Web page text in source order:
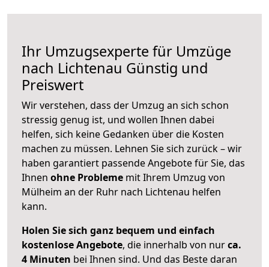
Ihr Umzugsexperte für Umzüge
nach Lichtenau Günstig und
Preiswert
Wir verstehen, dass der Umzug an sich schon
stressig genug ist, und wollen Ihnen dabei
helfen, sich keine Gedanken über die Kosten
machen zu müssen. Lehnen Sie sich zurück – wir
haben garantiert passende Angebote für Sie, das
Ihnen ohne Probleme mit Ihrem Umzug von
Mülheim an der Ruhr nach Lichtenau helfen
kann.
Holen Sie sich ganz bequem und einfach
kostenlose Angebote, die innerhalb von nurca.
4 Minuten bei Ihnen sind. Und das Beste daran